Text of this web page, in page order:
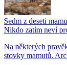
Sedm z deseti
Nikdo zatím neví
Na některých
stovky mamutů.